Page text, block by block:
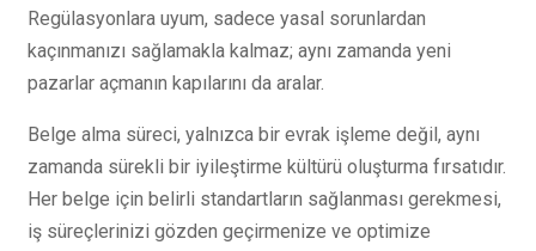
Regülasyonlara uyum, sadece yasal sorunlardan
kaçınmanızı sağlamakla kalmaz; aynı zamanda yeni
pazarlar açmanın kapılarını da aralar.
Belge alma süreci, yalnızca bir evrak işleme değil, aynı
zamanda sürekli bir iyileştirme kültürü oluşturma fırsatıdır.
Her belge için belirli standartların sağlanması gerekmesi,
iş süreçlerinizi gözden geçirmenize ve optimize